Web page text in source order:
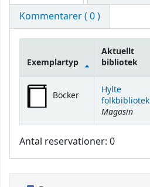
Kommentarer ( 0 )
Bestånd
Exemplartyp
Aktuellt
bibliotek
Böcker
Hylte
folkbibliotek
Magasin
Antal reservationer: 0